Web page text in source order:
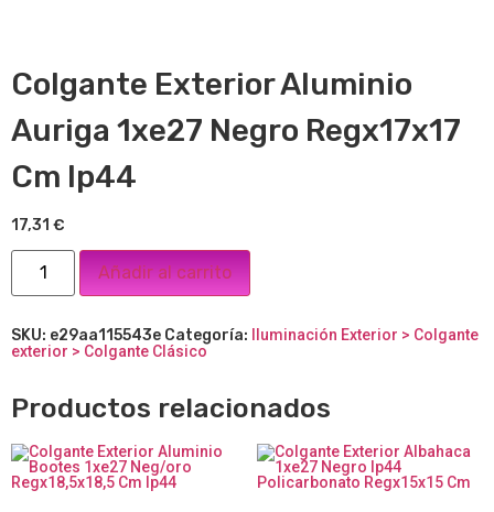
Colgante Exterior Aluminio
Auriga 1xe27 Negro Regx17x17
Cm Ip44
17,31 €
Añadir al carrito
SKU: e29aa115543e Categoría:
Iluminación Exterior > Colgante
exterior > Colgante Clásico
Productos relacionados